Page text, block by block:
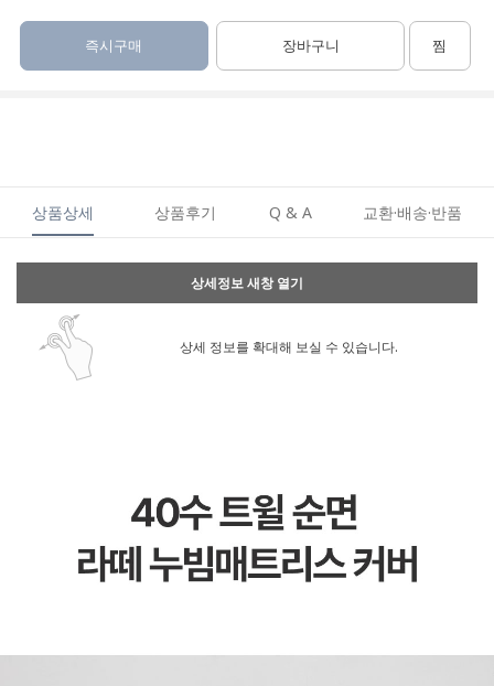
즉시구매 장바구니 찜
상품상세 상품후기 Q & A 교환·배송·반품
상세정보 새창 열기
상세 정보를 확대해 보실 수 있습니다.